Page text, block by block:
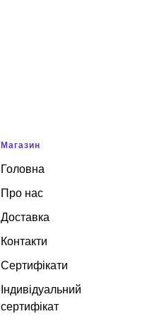
Магазин
Головна
Про нас
Доставка
Контакти
Сертифікати
Індивідуальний
сертифікат